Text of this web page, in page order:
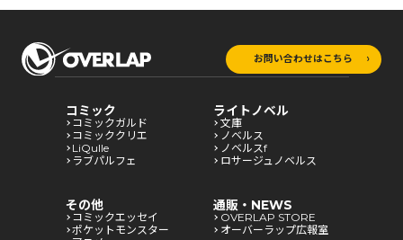
お問い合わせはこちら
コミック
コミックガルド
コミッククリエ
LiQulle
ラブパルフェ
ライトノベル
文庫
ノベルス
ノベルスf
ロサージュノベルス
その他
コミックエッセイ
ポケットモンスター
通販・NEWS
OVERLAP STORE
オーバーラップ広報室